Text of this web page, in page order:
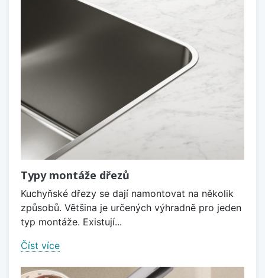
Typy montáže dřezů
Kuchyňské dřezy se dají namontovat na několik
způsobů. Většina je určených výhradně pro jeden
typ montáže. Existují...
Číst více